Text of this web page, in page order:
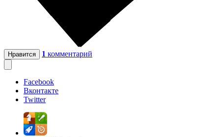
Нравится 1 комментарий
Facebook
Вконтакте
Twitter